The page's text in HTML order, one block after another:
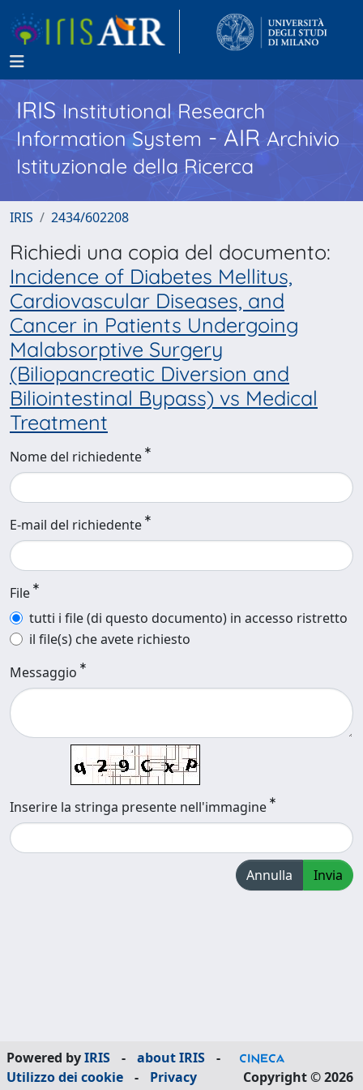
IRISInstitutional Research
Information System - AIR Archivio
Istituzionale della Ricerca
IRIS 2434/602208
Richiedi una copia del documento:
Incidence of Diabetes Mellitus,
Cardiovascular Diseases, and
Cancer in Patients Undergoing
Malabsorptive Surgery
(Biliopancreatic Diversion and
Biliointestinal Bypass) vs Medical
Treatment
Nome del richiedente
E-mail del richiedente
File
tutti i file (di questo documento) in accesso ristretto
il file(s) che avete richiesto
Messaggio
Inserire la stringa presente nell'immagine
Annulla Invia
Powered byIRIS - about IRIS
-
Utilizzo dei cookie
- Privacy Copyright © 2026